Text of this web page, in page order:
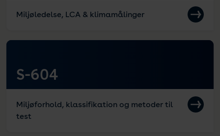
Miljøledelse, LCA & klimamålinger
S-604
Miljøforhold, klassifikation og metoder til
test